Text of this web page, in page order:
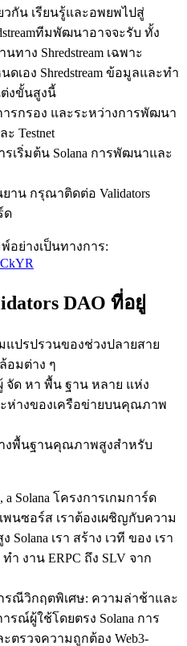
วกัน เรียนรู้และอพยพไปสู่
ทีมพัฒนาอาจจะรับ ทั้ง
าง Shredstream เฉพาะ
เอง Shredstream ข้อมูลและทํา
งขั้นสูงนี้
รกรอง และระหว่างการพัฒนา
Testnet
เริ่มต้น Solana การพัฒนาและ
น กรุณาติดต่อ Validators
ด
อย่างเป็นทางการ:
DAO ที่อยู่
แปรปรวนของช่วงปลายสาย
อมต่าง ๆ
จัด หา พื้น ฐาน หลาย แห่ง
ห่างของเครือข่ายบนคุณภาพ
งพื้นฐานคุณภาพสูงสําหรับ
Solana โครงการเกมการ์ด
นซอร์ส เราต้องเผชิญกับความ
เรา สร้าง เวที ของ เรา
า งาน ERPC ถึง SLV จาก
รณีวิกฤตพิเศษ: ความล่าช้าและ
ณ์ผู้ใช้โดยตรง Solana การ
ตรวจความถูกต้อง Web3-